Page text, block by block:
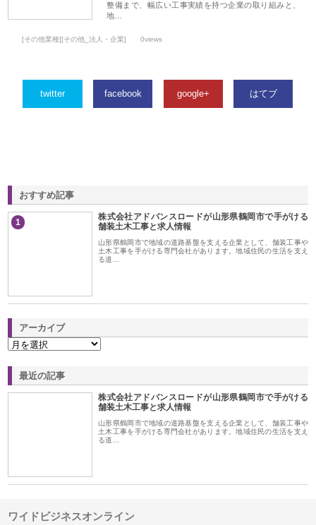
整備まで、幅広い工事実績を持つ企業の取り組みと、
地…
[その他業種][その他_法人・企業] 0views
twitter facebook google+ はてブ
おすすめ記事
1
株式会社アドバンスロードが山形県鶴岡市で手がける
舗装土木工事と求人情報
山形県鶴岡市で地域の道路基盤を支える企業として、舗装工事や
土木工事を手がける専門会社があります。地域住民の生活を支え
る道…
アーカイブ
最近の記事
株式会社アドバンスロードが山形県鶴岡市で手がける
舗装土木工事と求人情報
山形県鶴岡市で地域の道路基盤を支える企業として、舗装工事や
土木工事を手がける専門会社があります。地域住民の生活を支え
る道…
ワイドビジネスオンライン